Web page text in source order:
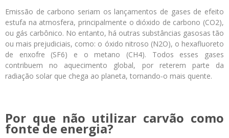
Emissão de carbono seriam os lançamentos de gases de efeito
estufa na atmosfera, principalmente o dióxido de carbono (CO2),
ou gás carbônico. No entanto, há outras substâncias gasosas tão
ou mais prejudiciais, como: o óxido nitroso (N2O), o hexafluoreto
de enxofre (SF6) e o metano (CH4). Todos esses gases
contribuem no aquecimento global, por reterem parte da
radiação solar que chega ao planeta, tornando-o mais quente.
Por que não utilizar carvão como
fonte de energia?